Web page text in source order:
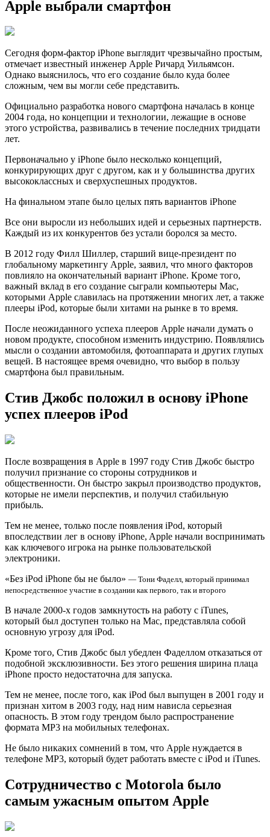
Apple выбрали смартфон
Сегодня форм-фактор iPhone выглядит чрезвычайно простым,
отмечает известный инженер Apple Ричард Уильямсон.
Однако выяснилось, что его создание было куда более
сложным, чем вы могли себе представить.
Официально разработка нового смартфона началась в конце
2004 года, но концепции и технологии, лежащие в основе
этого устройства, развивались в течение последних тридцати
лет.
Первоначально у iPhone было несколько концепций,
конкурирующих друг с другом, как и у большинства других
высококлассных и сверхуспешных продуктов.
На финальном этапе было целых пять вариантов iPhone
Все они выросли из небольших идей и серьезных партнерств.
Каждый из их конкурентов без устали боролся за место.
В 2012 году Филл Шиллер, старший вице-президент по
глобальному маркетингу Apple, заявил, что много факторов
повлияло на окончательный вариант iPhone. Кроме того,
важный вклад в его создание сыграли компьютеры Mac,
которыми Apple славилась на протяжении многих лет, а также
плееры iPod, которые были хитами на рынке в то время.
После неожиданного успеха плееров Apple начали думать о
новом продукте, способном изменить индустрию. Появлялись
мысли о создании автомобиля, фотоаппарата и других глупых
вещей. В настоящее время очевидно, что выбор в пользу
смартфона был правильным.
Стив Джобс положил в основу iPhone
успех плееров iPod
После возвращения в Apple в 1997 году Стив Джобс быстро
получил признание со стороны сотрудников и
общественности. Он быстро закрыл производство продуктов,
которые не имели перспектив, и получил стабильную
прибыль.
Тем не менее, только после появления iPod, который
впоследствии лег в основу iPhone, Apple начали воспринимать
как ключевого игрока на рынке пользовательской
электроники.
«Без iPod iPhone бы не было» — Тони Фаделл, который принимал
непосредственное участие в создании как первого, так и второго
В начале 2000-х годов замкнутость на работу с iTunes,
который был доступен только на Mac, представляла собой
основную угрозу для iPod.
Кроме того, Стив Джобс был убедлен Фаделлом отказаться от
подобной эксклюзивности. Без этого решения ширина плаца
iPhone просто недостаточна для запуска.
Тем не менее, после того, как iPod был выпущен в 2001 году и
признан хитом в 2003 году, над ним нависла серьезная
опасность. В этом году трендом было распространение
формата MP3 на мобильных телефонах.
Не было никаких сомнений в том, что Apple нуждается в
телефоне MP3, который будет работать вместе с iPod и iTunes.
Сотрудничество с Motorola было
самым ужасным опытом Apple